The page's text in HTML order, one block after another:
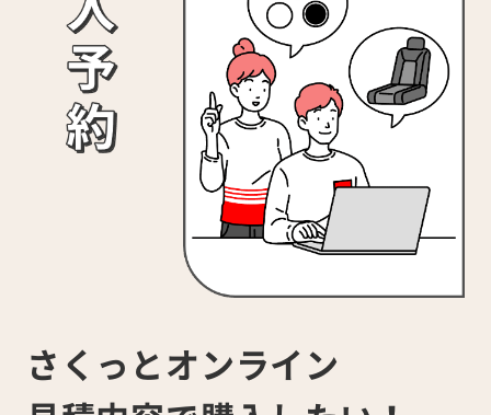
さくっとオンライン